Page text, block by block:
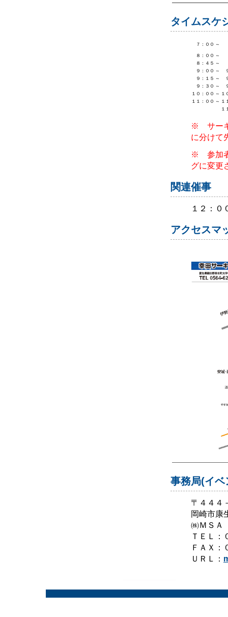
タイムスケ
７：００ ～
８：００ ～
８：４５ ～
９：００ ～
９：１５ ～
９：３０ ～
１０：００ ～ １
１１：００ ～ １
１
※ サーキ
に分けて
※ 参加者
グに変更
関連催事
１２：
アクセスマ
事務局(イベ
〒４４４
岡崎市
㈱ＭＳ
ＴＥＬ：
ＦＡＸ：
ＵＲＬ：